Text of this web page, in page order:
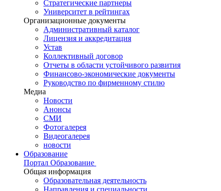
Стратегические партнеры
Университет в рейтингах
Организационные документы
Административный каталог
Лицензия и аккредитация
Устав
Коллективный договор
Отчеты в области устойчивого развития
Финансово-экономические документы
Руководство по фирменному стилю
Медиа
Новости
Анонсы
СМИ
Фотогалерея
Видеогалерея
новости
Образование
Портал Образование
Общая информация
Образовательная деятельность
Направления и специальности